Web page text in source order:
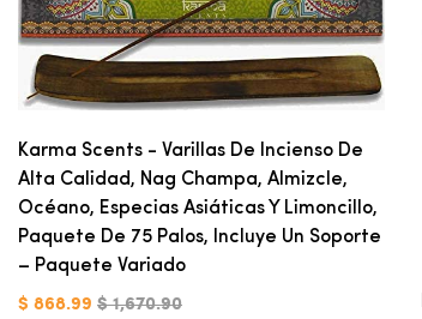
Karma Scents - Varillas De Incienso De
Alta Calidad, Nag Champa, Almizcle,
Océano, Especias Asiáticas Y Limoncillo,
Paquete De 75 Palos, Incluye Un Soporte
– Paquete Variado
$ 868.99 $ 1,670.90